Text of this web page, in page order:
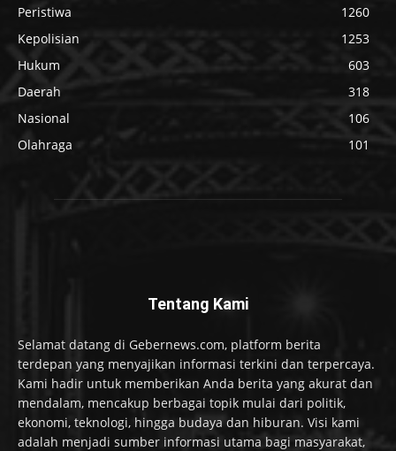
Peristiwa
1260
Kepolisian
1253
Hukum
603
Daerah
318
Nasional
106
Olahraga
101
Tentang Kami
Selamat datang di Gebernews.com, platform berita
terdepan yang menyajikan informasi terkini dan terpercaya.
Kami hadir untuk memberikan Anda berita yang akurat dan
mendalam, mencakup berbagai topik mulai dari politik,
ekonomi, teknologi, hingga budaya dan hiburan. Visi kami
adalah menjadi sumber informasi utama bagi masyarakat,